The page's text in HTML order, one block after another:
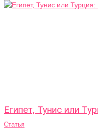
Египет, Тунис или
Статья